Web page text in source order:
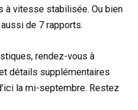
à vitesse stabilisée. Ou bien
de 7 rapports.
rendez-vous à
détails supplémentaires
la mi-septembre. Restez